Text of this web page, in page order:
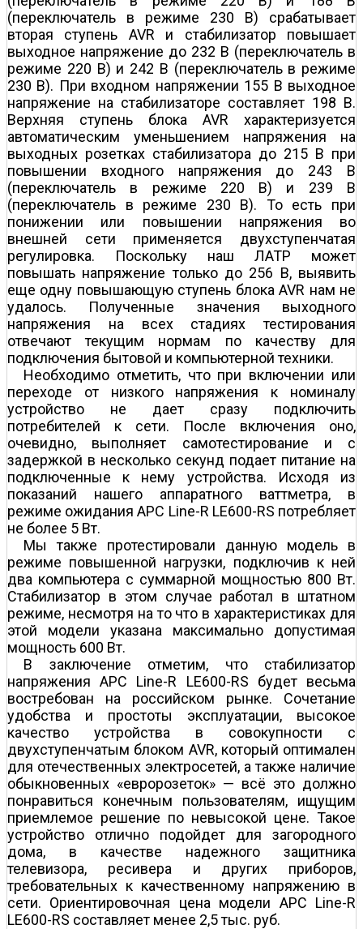
(переключатель в режиме 230 В) срабатывает
вторая ступень AVR и стабилизатор повышает
выходное напряжение до 232 В (переключатель в
режиме 220 В) и 242 В (переключатель в режиме
230 В). При входном напряжении 155 В выходное
напряжение на стабилизаторе составляет 198 В.
Верхняя ступень блока AVR характеризуется
автоматическим уменьшением напряжения на
выходных розетках стабилизатора до 215 В при
повышении входного напряжения до 243 В
(переключатель в режиме 220 В) и 239 В
(переключатель в режиме 230 В). То есть при
понижении или повышении напряжения во
внешней сети применяется двухступенчатая
регулировка. Поскольку наш ЛАТР может
повышать напряжение только до 256 В, выявить
еще одну повышающую ступень блока AVR нам не
удалось. Полученные значения выходного
напряжения на всех стадиях тестирования
отвечают текущим нормам по качеству для
подключения бытовой и компьютерной техники.
Необходимо отметить, что при включении или
переходе от низкого напряжения к номиналу
устройство не дает сразу подключить
потребителей к сети. После включения оно,
очевидно, выполняет самотестирование и с
задержкой в несколько секунд подает питание на
подключенные к нему устройства. Исходя из
показаний нашего аппаратного ваттметра, в
режиме ожидания APC Line-R LE600-RS потребляет
не более 5 Вт.
Мы также протестировали данную модель в
режиме повышенной нагрузки, подключив к ней
два компьютера с суммарной мощностью 800 Вт.
Стабилизатор в этом случае работал в штатном
режиме, несмотря на то что в характеристиках для
этой модели указана максимально допустимая
мощность 600 Вт.
В заключение отметим, что стабилизатор
напряжения APC Line-R LE600-RS будет весьма
востребован на российском рынке. Сочетание
удобства и простоты эксплуатации, высокое
качество устройства в совокупности с
двухступенчатым блоком AVR, который оптимален
для отечественных электросетей, а также наличие
обыкновенных «евророзеток» — всё это должно
понравиться конечным пользователям, ищущим
приемлемое решение по невысокой цене. Такое
устройство отлично подойдет для загородного
дома, в качестве надежного защитника
телевизора, ресивера и других приборов,
требовательных к качественному напряжению в
сети. Ориентировочная цена модели APC Line-R
LE600-RS составляет менее 2,5 тыс. руб.